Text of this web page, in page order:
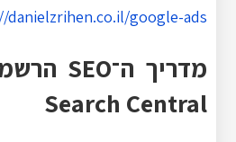
google-ads/
Search Central